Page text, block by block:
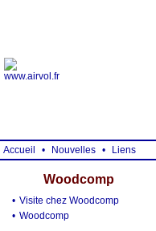
Accueil • Nouvelles • Liens
Woodcomp
• Visite chez Woodcomp
• Woodcomp